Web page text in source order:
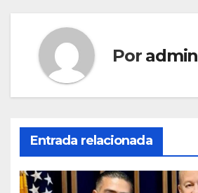
Por admin
Entrada relacionada